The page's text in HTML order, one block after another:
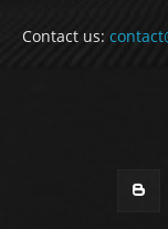
Contact us: